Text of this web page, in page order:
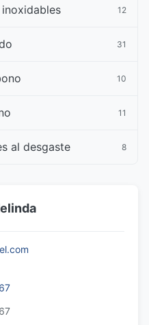
12
31
10
11
al desgaste 8